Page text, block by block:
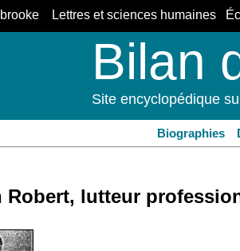
Lettres et sciences humaines
Bilan
Site encyclopédique
Biographies
Robert, lutteur